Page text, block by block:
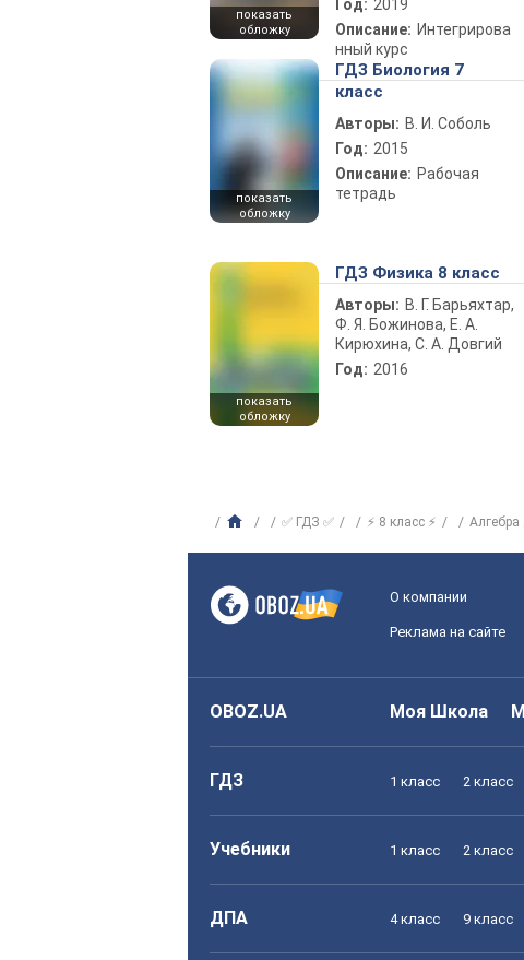
показать
обложку
Год: 2019
Описание: Интегрирова
нный курс
показать
обложку
ГДЗ Биология 7
класс
Авторы: В. И. Соболь
Год: 2015
Описание: Рабочая
тетрадь
показать
обложку
ГДЗ Физика 8 класс
Авторы: В. Г. Барьяхтар,
Ф. Я. Божинова, Е. А.
Кирюхина, С. А. Довгий
Год: 2016
✅ ГДЗ ✅ ⚡ 8 класс ⚡
О компании
Реклама на сайте
OBOZ.UA Моя Школа
ГДЗ 1 класс 2 класс
Учебники 1 класс 2 класс
ДПА 4 класс 9 класс